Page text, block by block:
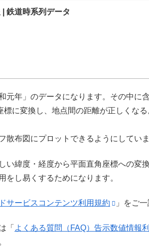
| 鉄道時系列データ
元年」のデータになります。その中に
に変換し、地点間の距離が正しくな
布図にプロットできるようにしていま
い緯度・経度から平面直角座標への変
し易くするためになります。
サービスコンテンツ利用規約 」をご
「 よくある質問（FAQ）告示数値情報